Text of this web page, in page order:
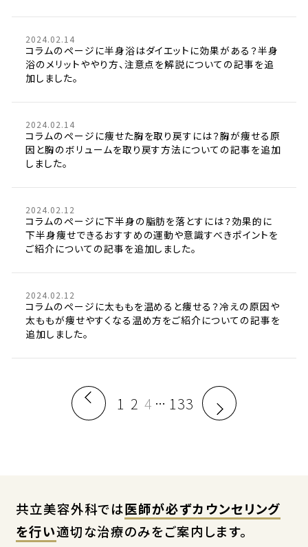
2024.02.14
コラムのページに半身浴はダイエットに効果がある？半身
浴のメリットややり方、注意点を解説についての記事を追
加しました。
2024.02.14
コラムのページに痩せた胸を取り戻すには？胸が痩せる原
因と胸のボリュームを取り戻す方法についての記事を追加
しました。
2024.02.12
コラムのページに下半身の脂肪を落とすには？効果的に
下半身痩せできるおすすめの運動や意識すべきポイントを
ご紹介についての記事を追加しました。
2024.02.12
コラムのページに太ももを温めると痩せる？冷えの原因や
太ももが痩せやすくなる温め方をご紹介についての記事を
追加しました。
1 2 4 … 133
共立美容外科では医師が必ずカウンセリング
を行い適切な治療のみをご案内します。